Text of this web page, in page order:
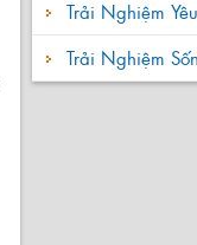
Trải Nghiệm Yêu
Trải Nghiệm